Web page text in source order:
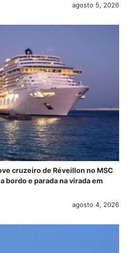
agosto 5, 2026
cruzeiro de Réveillon no MSC
bordo e parada na virada em
agosto 4, 2026